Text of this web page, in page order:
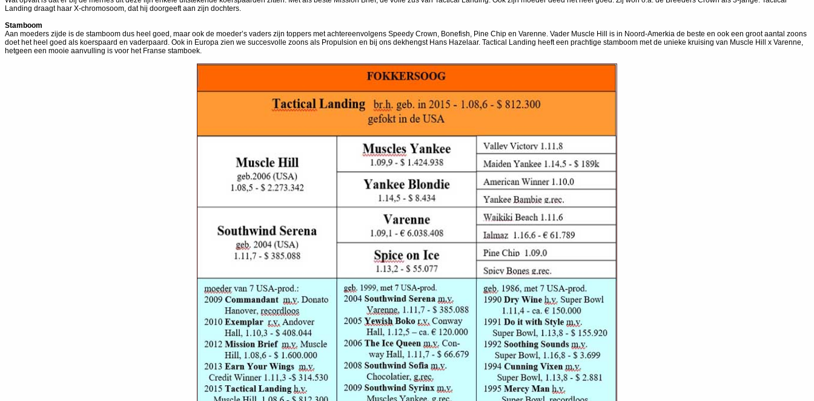
Landing draagt haar X-chromosoom, dat hij doorgeeft aan zijn dochters.
Stamboom
Aan moeders zijde is de stamboom dus heel goed, maar ook de moeder’s vaders zijn toppers met achtereenvolgens Speedy Crown, Bonefish, Pine Chip en Varenne. Vader Muscle Hill is in Noord-Amerkia de beste en ook een groot aantal zoons
doet het heel goed als koerspaard en vaderpaard. Ook in Europa zien we succesvolle zoons als Propulsion en bij ons dekhengst Hans Hazelaar. Tactical Landing heeft een prachtige stamboom met de unieke kruising van Muscle Hill x Varenne,
hetgeen een mooie aanvulling is voor het Franse stamboek.